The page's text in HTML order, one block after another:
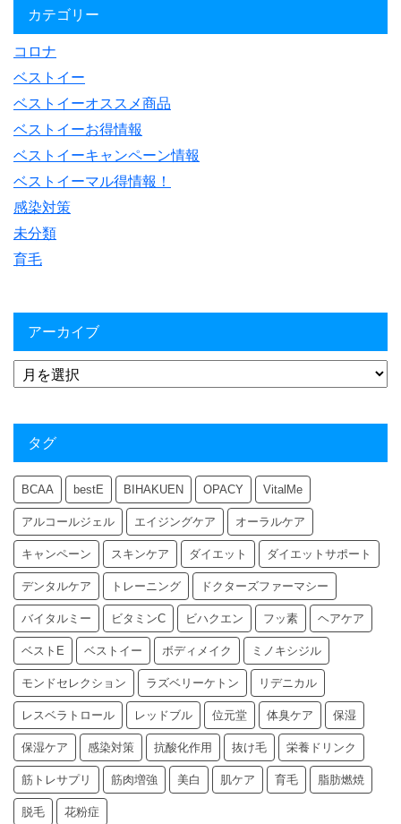
カテゴリー
コロナ
ベストイー
ベストイーオススメ商品
ベストイーお得情報
ベストイーキャンペーン情報
ベストイーマル得情報！
感染対策
未分類
育毛
アーカイブ
タグ
BCAA bestE BIHAKUEN OPACY VitalMe
アルコールジェル エイジングケア オーラルケア
キャンペーン スキンケア ダイエット ダイエットサポート
デンタルケア トレーニング ドクターズファーマシー
バイタルミー ビタミンC ビハクエン フッ素 ヘアケア
ベストE ベストイー ボディメイク ミノキシジル
モンドセレクション ラズベリーケトン リデニカル
レスベラトロール レッドブル 位元堂 体臭ケア 保湿
保湿ケア 感染対策 抗酸化作用 抜け毛 栄養ドリンク
筋トレサプリ 筋肉増強 美白 肌ケア 育毛 脂肪燃焼
脱毛 花粉症